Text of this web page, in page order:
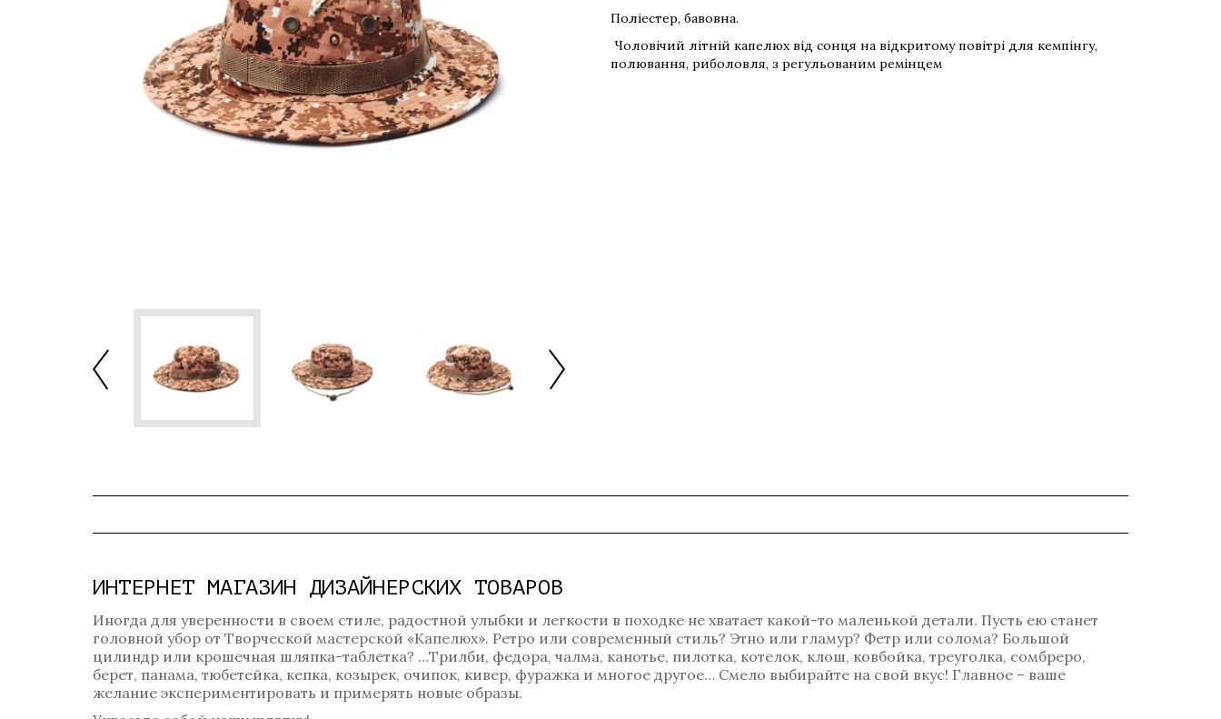
Поліестер, бавовна.
Чоловічий літній капелюх від сонця на відкритому повітрі для кемпінгу,
полювання, риболовля, з регульованим ремінцем
ИНТЕРНЕТ МАГАЗИН ДИЗАЙНЕРСКИХ ТОВАРОВ
Иногда для уверенности в своем стиле, радостной улыбки и легкости в походке не хватает какой-то маленькой детали. Пусть ею станет
головной убор от Творческой мастерской «Капелюх». Ретро или современный стиль? Этно или гламур? Фетр или солома? Большой
цилиндр или крошечная шляпка-таблетка? …Трилби, федора, чалма, канотье, пилотка, котелок, клош, ковбойка, треуголка, сомбреро,
берет, панама, тюбетейка, кепка, козырек, очипок, кивер, фуражка и многое другое… Смело выбирайте на свой вкус! Главное – ваше
желание экспериментировать и примерять новые образы.